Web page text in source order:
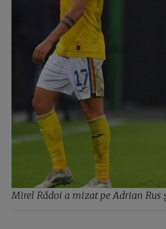
Mirel Rădoi a mizat pe Adrian Rus